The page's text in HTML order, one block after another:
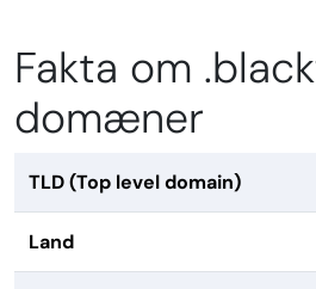
Fakta om
domæner
TLD (Top level domain)
Land